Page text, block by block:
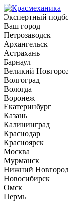
Экспертный
Ваш город
Петрозаводск
Архангельск
Астрахань
Барнаул
Великий
Волгоград
Вологда
Воронеж
Екатеринбург
Казань
Калининград
Краснодар
Красноярск
Москва
Мурманск
Нижний Новгород
Новосибирск
Омск
Пермь